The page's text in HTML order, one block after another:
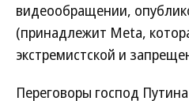
видеообращении,
(принадлежит Meta,
экстремистской и
Переговоры господ